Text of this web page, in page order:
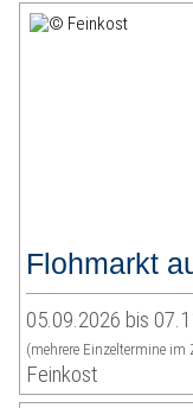
Flohmarkt
05.09.2026 bis
(mehrere Einzeltermine im
Feinkost